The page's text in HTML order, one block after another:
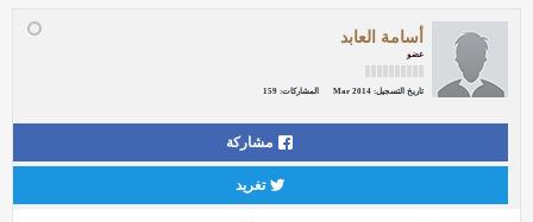
أسامة العابد
عضو
تاريخ التسجيل: Mar 2014 المشاركات: 159
مشاركة
تغريد